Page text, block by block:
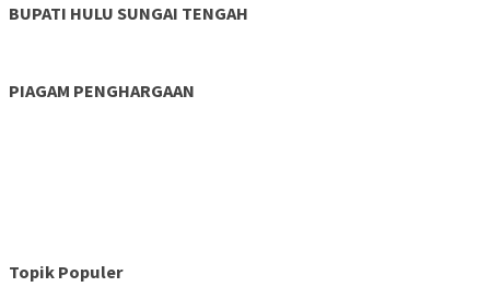
BUPATI HULU SUNGAI TENGAH
PIAGAM PENGHARGAAN
Topik Populer